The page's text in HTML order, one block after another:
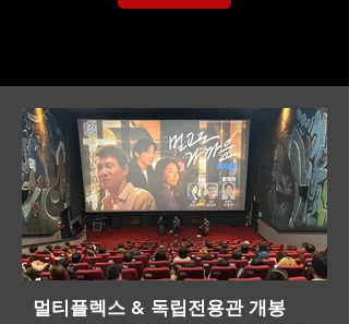
멀티플렉스 & 독립전용관 개봉